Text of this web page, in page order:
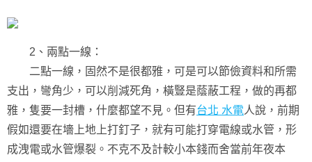
2、兩點一線：
二點一線，固然不是很都雅，可是可以節儉資料和所需
支出，彎角少，可以削減死角，橫豎是蔭蔽工程，做的再都
雅，隻要一封槽，什麼都望不見。但有台北 水電人說，前期
假如還要在墻上地上打釘子，就有可能打穿電線或水管，形
成洩電或水管爆裂。不克不及計較小本錢而舍當前年夜本